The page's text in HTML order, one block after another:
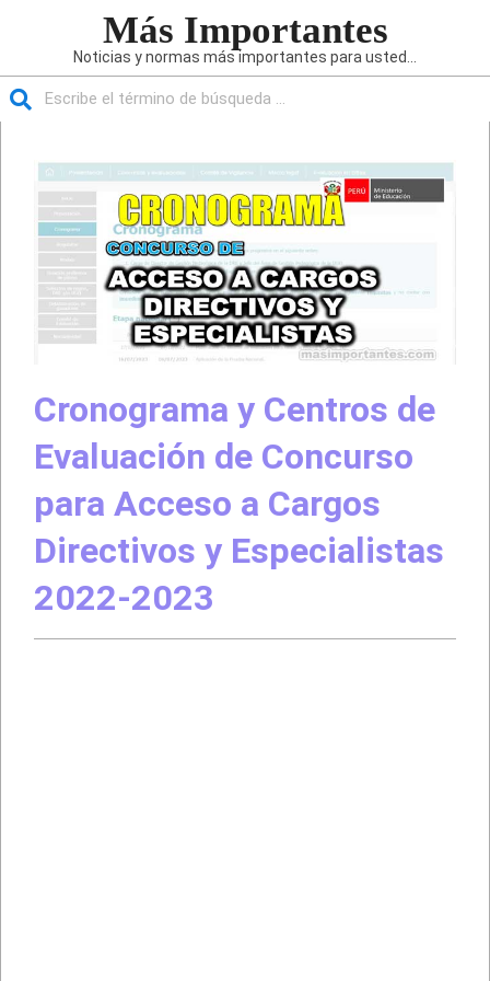
Más Importantes
Noticias y normas más importantes para usted...
navegación
principal
Cronograma y Centros de
Evaluación de Concurso
para Acceso a Cargos
Directivos y Especialistas
2022-2023